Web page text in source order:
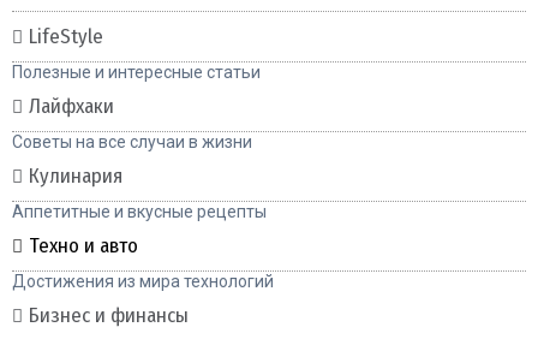
LifeStyle
Полезные и интересные статьи
Лайфхаки
Советы на все случаи в жизни
Кулинария
Аппетитные и вкусные рецепты
Техно и авто
Достижения из мира технологий
Бизнес и финансы